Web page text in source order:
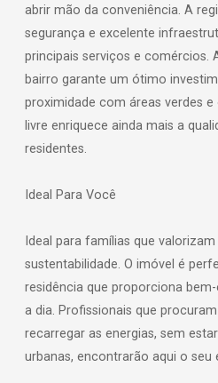
abrir mão da conveniência. A
segurança e excelente
principais serviços e comércios.
bairro garante um ótimo
proximidade com áreas verdes
livre enriquece ainda mais a
residentes.
Ideal Para Você
Ideal para famílias que
sustentabilidade. O imóvel é
residência que proporciona
a dia. Profissionais que
recarregar as energias, sem
urbanas, encontrarão aqui o seu